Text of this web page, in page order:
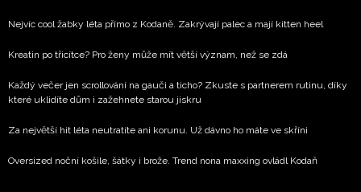
informace od našich partnerů? Pokud souhlasíte se
soukromí BurdaMedia Extra s.r.o., zaškrtněte toto pole.
Nejvíc cool žabky léta přímo z Kodaně. Zakrývají palec a mají kitten heel
Kreatin po třicítce? Pro ženy může mít větší význam, než se zdá
Každý večer jen scrollování na gauči a ticho? Zkuste s partnerem rutinu, díky
které uklidíte dům i zažehnete starou jiskru
Za největší hit léta neutratíte ani korunu. Už dávno ho máte ve skříni
Oversized noční košile, šátky i brože. Trend nona maxxing ovládl Kodaň